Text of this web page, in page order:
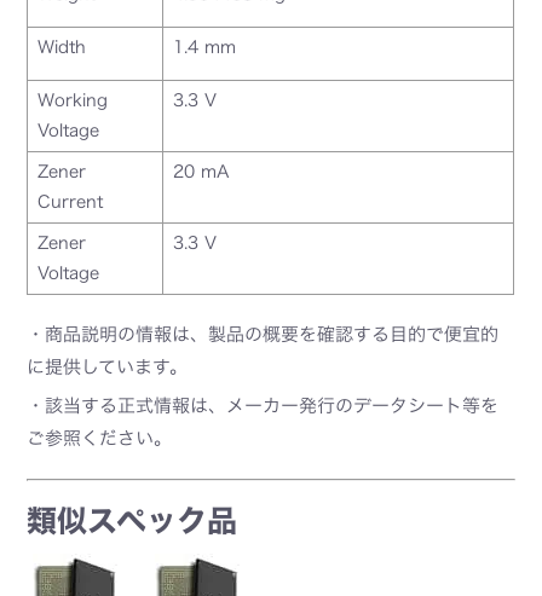
Width 1.4 mm
Working
Voltage
3.3 V
Zener
Current
20 mA
Zener
Voltage
3.3 V
・商品説明の情報は、製品の概要を確認する目的で便宜的
に提供しています。
・該当する正式情報は、メーカー発行のデータシート等を
ご参照ください。
類似スペック品